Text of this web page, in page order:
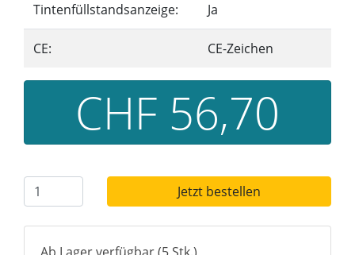
Tintenfüllstandsanzeige: Ja
CE: CE-Zeichen
CHF 56,70
Jetzt bestellen